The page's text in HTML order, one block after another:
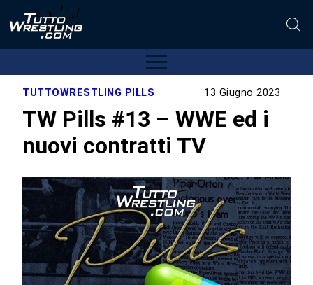
TUTTOWRESTLING PILLS 13 Giugno 2023
TW Pills #13 – WWE ed i
nuovi contratti TV